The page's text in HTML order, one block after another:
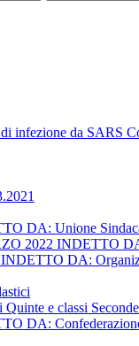
infezione da SARS
DA: Unione
2022 INDETTO
DA:
e classi
DA: